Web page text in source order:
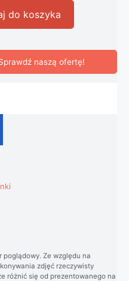
LED z Czujnikiem
do koszyka
naszą ofertę!
poglądowy. Ze względu na
zdjęć rzeczywisty
różnić się od prezentowanego na